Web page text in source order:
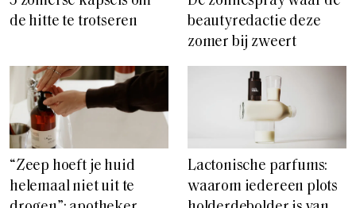
de hitte te trotseren
beautyredactie deze
zomer bij zweert
“Zeep hoeft je huid
helemaal niet uit te
Lactonische parfums:
waarom iedereen plots